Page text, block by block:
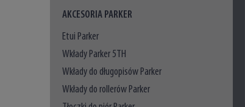
AKCESORIA PARKER
Etui Parker
Wkłady Parker 5TH
Wkłady do długopisów Parker
Wkłady do rollerów Parker